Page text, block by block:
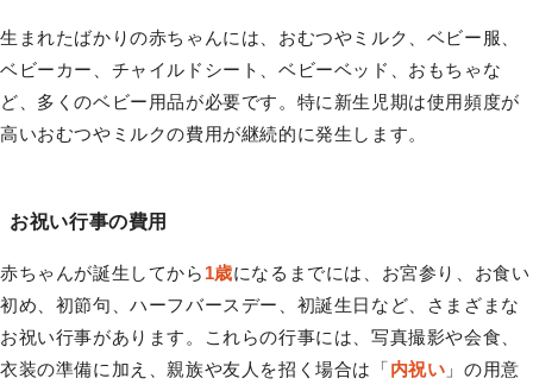
生まれたばかりの赤ちゃんには、おむつやミルク、ベビー服、
ベビーカー、チャイルドシート、ベビーベッド、おもちゃな
ど、多くのベビー用品が必要です。特に新生児期は使用頻度が
高いおむつやミルクの費用が継続的に発生します。
お祝い行事の費用
赤ちゃんが誕生してから 1歳になるまでには、お宮参り、お食い
初め、初節句、ハーフバースデー、初誕生日など、さまざまな
お祝い行事があります。これらの行事には、写真撮影や会食、
衣装の準備に加え、親族や友人を招く場合は「 内祝い 」の用意